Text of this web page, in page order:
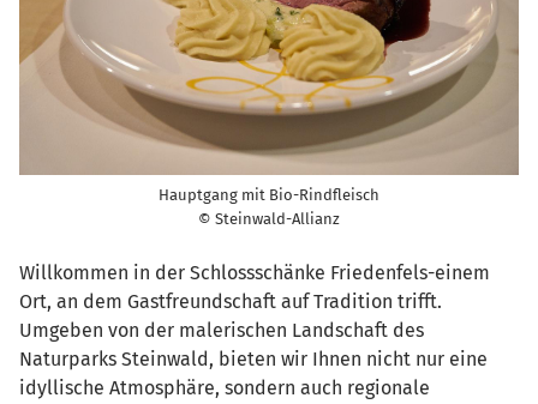
Hauptgang mit Bio-Rindfleisch
© Steinwald-Allianz
Willkommen in der Schlossschänke Friedenfels-einem
Ort, an dem Gastfreundschaft auf Tradition trifft.
Umgeben von der malerischen Landschaft des
Naturparks Steinwald, bieten wir Ihnen nicht nur eine
idyllische Atmosphäre, sondern auch regionale